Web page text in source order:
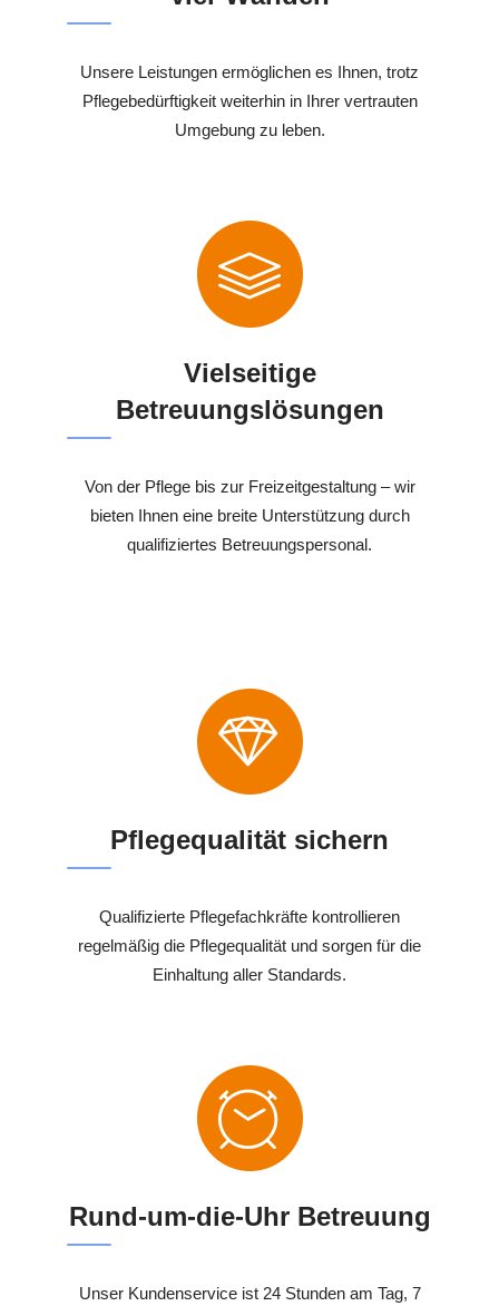
Unsere Leistungen ermöglichen es Ihnen, trotz
Pflegebedürftigkeit weiterhin in Ihrer vertrauten
Umgebung zu leben.
Vielseitige
Betreuungslösungen
Von der Pflege bis zur Freizeitgestaltung – wir
bieten Ihnen eine breite Unterstützung durch
qualifiziertes Betreuungspersonal.
Pflegequalität sichern
Qualifizierte Pflegefachkräfte kontrollieren
regelmäßig die Pflegequalität und sorgen für die
Einhaltung aller Standards.
Rund-um-die-Uhr Betreuung
Unser Kundenservice ist 24 Stunden am Tag, 7